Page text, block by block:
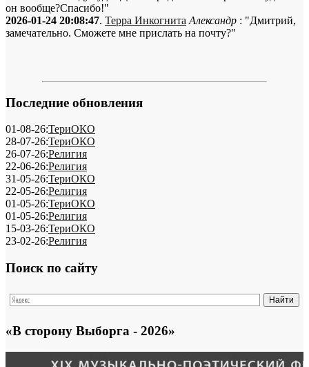
он вообще?Спасибо!"
2026-01-24 20:08:47. Терра Инкогнита Александр : "Дмитрий,
замечательно. Сможете мне прислать на почту?"
Последние обновления
01-08-26:ТериОКО
28-07-26:ТериОКО
26-07-26:Религия
22-06-26:Религия
31-05-26:ТериОКО
22-05-26:Религия
01-05-26:ТериОКО
01-05-26:Религия
15-03-26:ТериОКО
23-02-26:Религия
Поиск по сайту
«В сторону Выборга - 2026»